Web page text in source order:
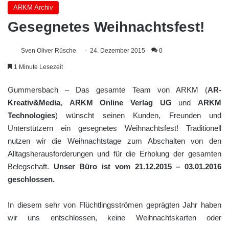
ARKM Archiv
Gesegnetes Weihnachtsfest!
Sven Oliver Rüsche 24. Dezember 2015 0
1 Minute Lesezeit
Gummersbach – Das gesamte Team von ARKM (AR-
Kreativ&Media, ARKM Online Verlag UG undARKM
Technologies) wünscht seinen Kunden, Freunden und
Unterstützern ein gesegnetes Weihnachtsfest! Traditionell
nutzen wir die Weihnachtstage zum Abschalten von den
Alltagsherausforderungen und für die Erholung der gesamten
Belegschaft. Unser Büro ist vom 21.12.2015 – 03.01.2016
geschlossen.
In diesem sehr von Flüchtlingsströmen geprägten Jahr haben
wir uns entschlossen, keine Weihnachtskarten oder